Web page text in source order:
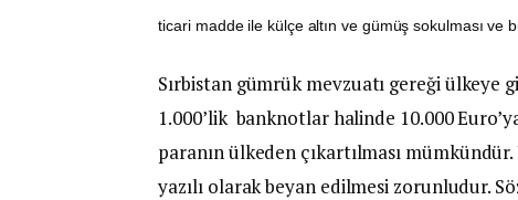
ticari madde ile külçe altın ve gümüş sokulması ve
Sırbistan gümrük mevzuatı gereği
1.000’lik banknotlar halinde 10.000
paranın ülkeden çıkartılması
yazılı olarak beyan edilmesi zorunludur.